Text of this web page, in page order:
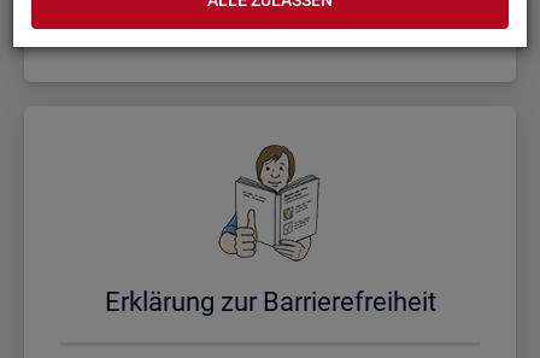
Er­klä­rung zur Bar­rie­re­frei­heit